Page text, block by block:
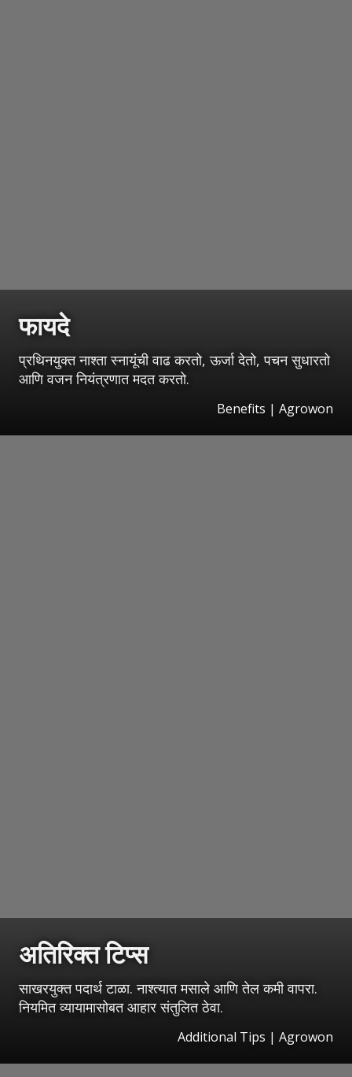
फायदे
प्रथिनयुक्त नाश्ता स्नायूंची वाढ करतो, ऊर्जा देतो, पचन सुधारतो
आणि वजन नियंत्रणात मदत करतो.
Benefits | Agrowon
अतिरिक्त टिप्स
साखरयुक्त पदार्थ टाळा. नाश्त्यात मसाले आणि तेल कमी वापरा.
नियमित व्यायामासोबत आहार संतुलित ठेवा.
Additional Tips | Agrowon